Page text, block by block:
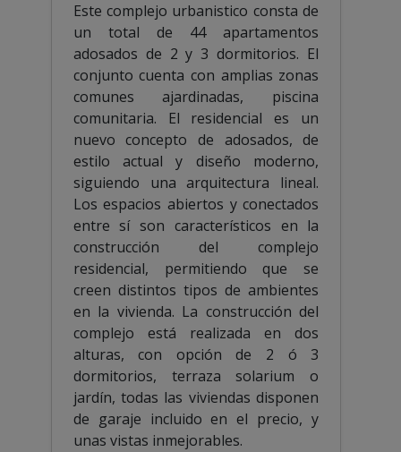
Este complejo urbanistico consta de
un total de 44 apartamentos
adosados de 2 y 3 dormitorios. El
conjunto cuenta con amplias zonas
comunes ajardinadas, piscina
comunitaria. El residencial es un
nuevo concepto de adosados, de
estilo actual y diseño moderno,
siguiendo una arquitectura lineal.
Los espacios abiertos y conectados
entre sí son característicos en la
construcción del complejo
residencial, permitiendo que se
creen distintos tipos de ambientes
en la vivienda. La construcción del
complejo está realizada en dos
alturas, con opción de 2 ó 3
dormitorios, terraza solarium o
jardín, todas las viviendas disponen
de garaje incluido en el precio, y
unas vistas inmejorables.